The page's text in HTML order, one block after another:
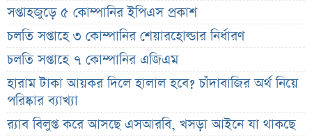
সপ্তাহজুড়ে ৫ কোম্পানির ইপিএস প্রকাশ
চলতি সপ্তাহে ৩ কোম্পানির শেয়ারহোল্ডার নির্ধারণ
চলতি সপ্তাহে ৭ কোম্পানির এজিএম
হারাম টাকা আয়কর দিলে হালাল হবে? চাঁদাবাজির অর্থ নিয়ে
পরিষ্কার ব্যাখ্যা
র‌্যাব বিলুপ্ত করে আসছে এসআরবি, খসড়া আইনে যা থাকছে